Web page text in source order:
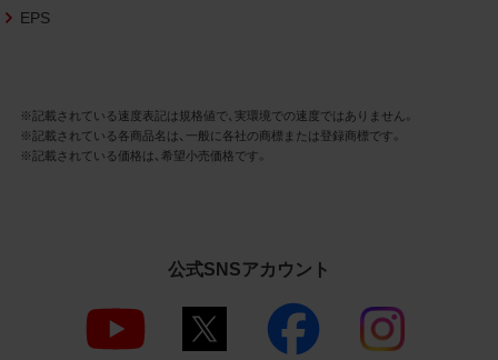
3.遵守事項
商品写真データの全部又は一部の譲
渡、貸与、再利用許諾、改変、著作権表
示の除去等をしないこと
商品写真データに表示されている当
EPS
※記載されている速度表記は規格値で、実環境での速度ではありません。
※記載されている各商品名は、一般に各社の商標または登録商標です。
※記載されている価格は、希望小売価格です。
公式SNSアカウント